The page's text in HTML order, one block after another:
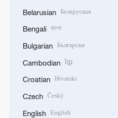
Belarusian Беларуская
Bengali বাংলা
Bulgarian Български
Cambodian ខ្មែរ
Croatian Hrvatski
Czech Český
English English